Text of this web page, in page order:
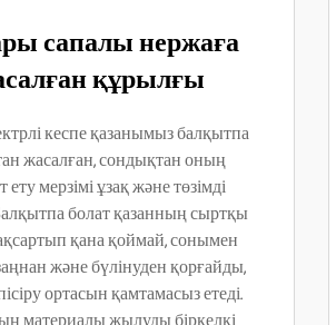
сапалы нержаға
құрылғы
кеспе қазанымыз балқытпа
жасалған, сондықтан оның
ету мерзімі ұзақ және төзімді
болат қазанның сыртқы
қана қоймай, сонымен
және бүлінуден қорғайды,
ортасын қамтамасыз етеді.